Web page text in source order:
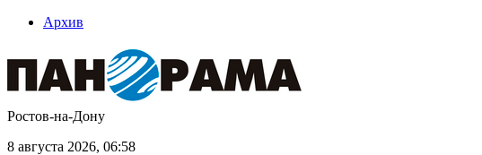
Архив
Ростов-на-Дону
8 августа 2026, 06:58